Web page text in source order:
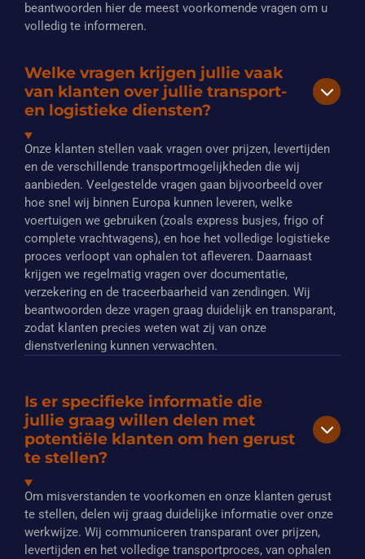
beantwoorden hier de meest voorkomende vragen om u
volledig te informeren.
Welke vragen krijgen jullie vaak
van klanten over jullie transport-
en logistieke diensten?
Onze klanten stellen vaak vragen over prijzen, levertijden
en de verschillende transportmogelijkheden die wij
aanbieden. Veelgestelde vragen gaan bijvoorbeeld over
hoe snel wij binnen Europa kunnen leveren, welke
voertuigen we gebruiken (zoals express busjes, frigo of
complete vrachtwagens), en hoe het volledige logistieke
proces verloopt van ophalen tot afleveren. Daarnaast
krijgen we regelmatig vragen over documentatie,
verzekering en de traceerbaarheid van zendingen. Wij
beantwoorden deze vragen graag duidelijk en transparant,
zodat klanten precies weten wat zij van onze
dienstverlening kunnen verwachten.
Is er specifieke informatie die
jullie graag willen delen met
potentiële klanten om hen gerust
te stellen?
Om misverstanden te voorkomen en onze klanten gerust
te stellen, delen wij graag duidelijke informatie over onze
werkwijze. Wij communiceren transparant over prijzen,
levertijden en het volledige transportproces, van ophalen